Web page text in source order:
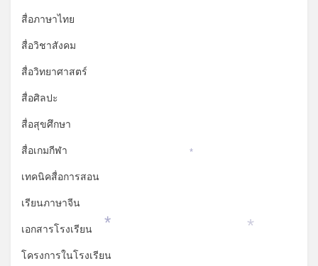
สื่อภาษาไทย
สื่อวิชาสังคม
สื่อวิทยาศาสตร์
สื่อศิลปะ
สื่อสุขศึกษา
สื่อเกมกีฬา
เทคนิคสื่อการสอน
เรียนภาษาจีน
เอกสารโรงเรียน
โครงการในโรงเรียน